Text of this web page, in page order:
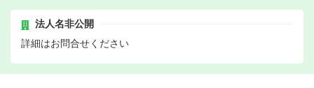
法人名非公開
詳細はお問合せください